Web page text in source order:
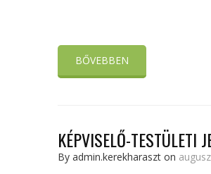
BŐVEBBEN
KÉPVISELŐ-TESTÜLETI
By admin.kerekharaszt on